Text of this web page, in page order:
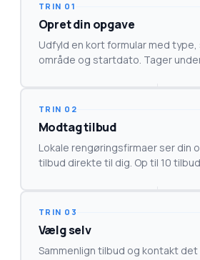
TRIN 01
Opret din opgave
Udfyld en kort formular med type,
område og startdato. Tager
TRIN 02
Modtag tilbud
Lokale rengøringsfirmaer ser din
tilbud direkte til dig. Op til 10 tilbud.
TRIN 03
Vælg selv
Sammenlign tilbud og kontakt det